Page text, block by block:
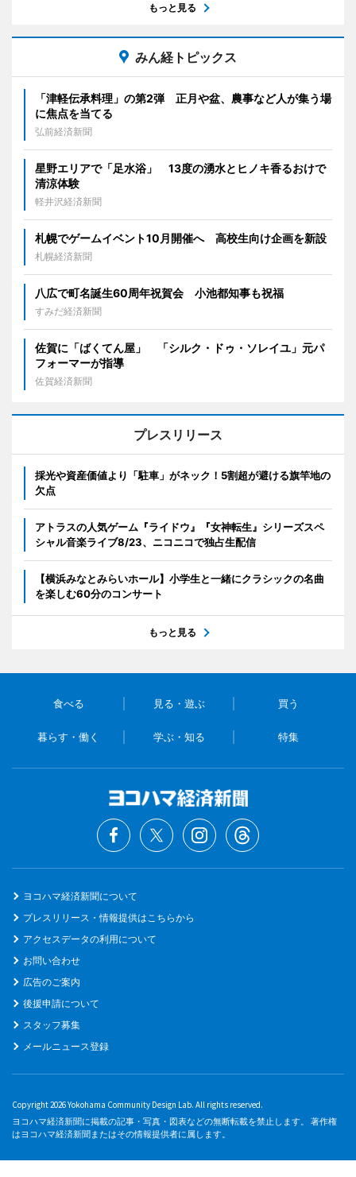
もっと見る
みん経トピックス
「津軽伝承料理」の第2弾 正月や盆、農事など人が集う場
に焦点を当てる
弘前経済新聞
星野エリアで「足水浴」 13度の湧水とヒノキ香るおけで
清涼体験
軽井沢経済新聞
札幌でゲームイベント10月開催へ 高校生向け企画を新設
札幌経済新聞
八広で町名誕生60周年祝賀会 小池都知事も祝福
すみだ経済新聞
佐賀に「ばくてん屋」 「シルク・ドゥ・ソレイユ」元パ
フォーマーが指導
佐賀経済新聞
プレスリリース
採光や資産価値より「駐車」がネック！5割超が避ける旗竿地の
欠点
アトラスの人気ゲーム『ライドウ』『女神転生』シリーズスペ
シャル音楽ライブ8/23、ニコニコで独占生配信
【横浜みなとみらいホール】小学生と一緒にクラシックの名曲
を楽しむ60分のコンサート
もっと見る
食べる 見る・遊ぶ 買う
暮らす・働く 学ぶ・知る 特集
ヨコハマ経済新聞について
プレスリリース・情報提供はこちらから
アクセスデータの利用について
お問い合わせ
広告のご案内
後援申請について
スタッフ募集
メールニュース登録
Copyright 2026 Yokohama Community Design Lab. All rights reserved.
ヨコハマ経済新聞に掲載の記事・写真・図表などの無断転載を禁止します。 著作権
はヨコハマ経済新聞またはその情報提供者に属します。